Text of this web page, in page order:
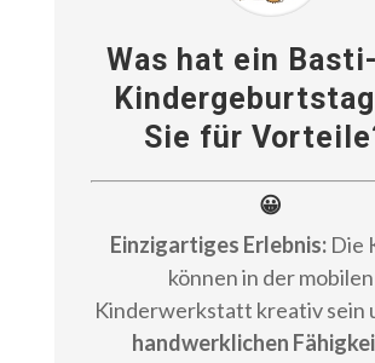
Was hat ein
Sie für
😀
Einzigartiges Erlebnis:Die
können in der mobilen
Kinderwerkstatt kreativ sein
handwerklichen